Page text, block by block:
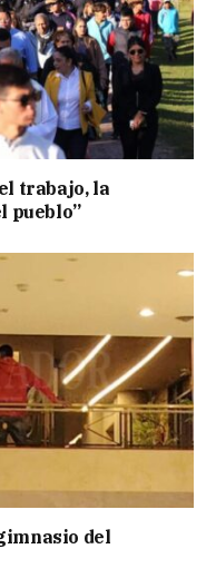
trabajo, la
pueblo”
del